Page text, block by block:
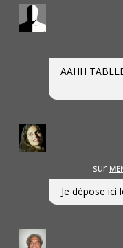
AAHH
sur
Je dépose ici